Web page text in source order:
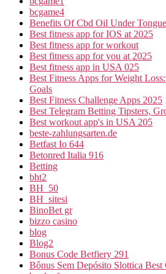
bcgame4
Benefits Of Cbd Oil Under
Best fitness app for IOS at 2025
Best fitness app for workout
Best fitness app for you at 2025
Best fitness app in USA 025
Best Fitness Apps for Weight
Goals
Best Fitness Challenge Apps 2025
Best Telegram Betting Tipsters,
Best workout app's in USA 205
beste-zahlungsarten.de
Betfast Io 644
Betonred Italia 916
Betting
bht2
BH_50
BH_sitesi
BinoBet gr
bizzo casino
blog
Blog2
Bonus Code Betfiery 291
Bônus Sem Depósito Slottica Best